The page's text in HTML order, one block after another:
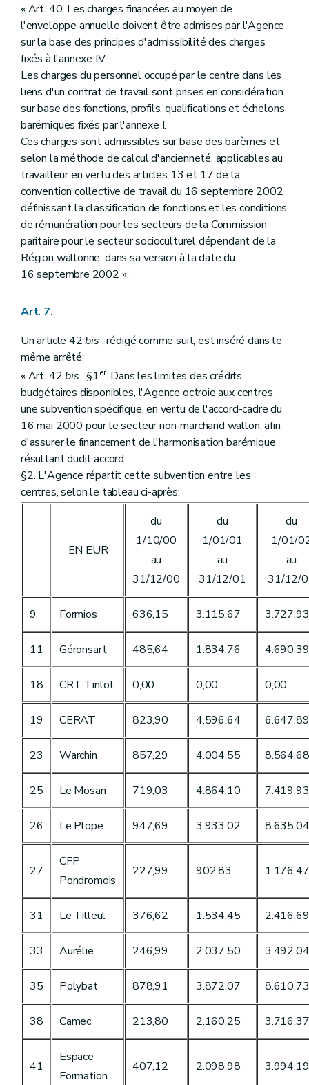
« Art. 40. Les charges financées au moyen de
l'enveloppe annuelle doivent être admises par l'Agence
sur la base des principes d'admissibilité des charges
fixés à l'annexe IV.
Les charges du personnel occupé par le centre dans les
liens d'un contrat de travail sont prises en considération
sur base des fonctions, profils, qualifications et échelons
barémiques fixés par l'annexe I.
Ces charges sont admissibles sur base des barèmes et
selon la méthode de calcul d'ancienneté, applicables au
travailleur en vertu des articles 13 et 17 de la
convention collective de travail du 16 septembre 2002
définissant la classification de fonctions et les conditions
de rémunération pour les secteurs de la Commission
paritaire pour le secteur socioculturel dépendant de la
Région wallonne, dans sa version à la date du
16 septembre 2002 ».
Art. 7.
Un article 42bis , rédigé comme suit, est inséré dans le
même arrêté:
« Art. 42bis. §1er. Dans les limites des crédits
budgétaires disponibles, l'Agence octroie aux centres
une subvention spécifique, en vertu de l'accord-cadre du
16 mai 2000 pour le secteur non-marchand wallon, afin
d'assurer le financement de l'harmonisation barémique
résultant dudit accord.
§2. L'Agence répartit cette subvention entre les
centres, selon le tableau ci-après:
EN EUR
du
1/10/00
au
31/12/00
du
1/01/01
au
31/12/01
du
1/01/
au
31/12/
9 Formios 636,15 3.115,67 3.727,93
11 Géronsart 485,64 1.834,76 4.690,39
18 CRT Tinlot 0,00 0,00 0,00
19 CERAT 823,90 4.596,64 6.647,89
23 Warchin 857,29 4.004,55 8.564,68
25 Le Mosan 719,03 4.864,10 7.419,93
26 Le Plope 947,69 3.933,02 8.635,04
27
CFP
Pondromois
227,99 902,83 1.176,47
31 Le Tilleul 376,62 1.534,45 2.416,69
33 Aurélie 246,99 2.037,50 3.492,04
35 Polybat 878,91 3.872,07 8.610,73
38 Camec 213,80 2.160,25 3.716,37
41
Espace
Formation
407,12 2.098,98 3.994,19